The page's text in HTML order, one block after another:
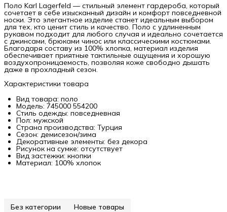
Поло Karl Lagerfeld — стильный элемент гардероба, который
сочетает в себе изысканный дизайн и комфорт повседневной
носки. Это элегантное изделие станет идеальным выбором
для тех, кто ценит стиль и качество. Поло с удлиненным
рукавом подходит для любого случая и идеально сочетается
с джинсами, брюками чинос или классическими костюмами.
Благодаря составу из 100% хлопка, материал изделия
обеспечивает приятные тактильные ощущения и хорошую
воздухопроницаемость, позволяя коже свободно дышать
даже в прохладный сезон.
Характеристики товара
Вид товара: поло
Модель: 745000 554200
Стиль одежды: повседневная
Пол: мужской
Страна производства: Турция
Сезон: демисезон/зима
Декоративные элементы: без декора
Рисунок на сумке: отсутствует
Вид застежки: кнопки
Материал: 100% хлопок
Без категории Новые товары